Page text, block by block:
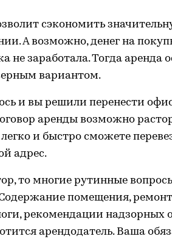
сэкономить
А возможно, денег на
не заработала. Тогда аренда
вариантом.
и вы решили перенести
аренды возможно
и быстро сможете
адрес.
то многие рутинные
помещения,
рекомендации надзорных
арендодатель. Ваша